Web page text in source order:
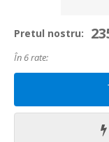
Pretul nostru:
În 6 rate: